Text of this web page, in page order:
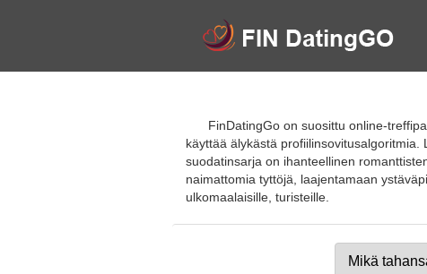
FinDatingGo on suosittu online-
käyttää älykästä
suodatinsarja on ihanteellinen
naimattomia tyttöjä, laajentamaan
ulkomaalaisille, turisteille.